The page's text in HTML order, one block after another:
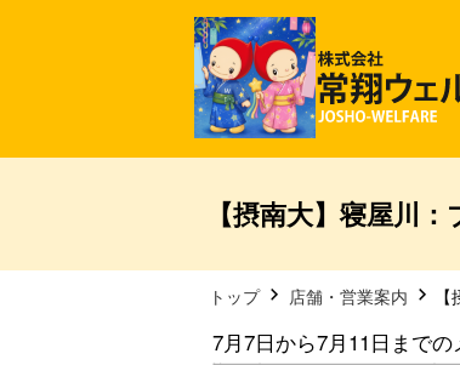
【摂南大】寝屋川
トップ 店舗・営業案内
7月7日から7月11日までの